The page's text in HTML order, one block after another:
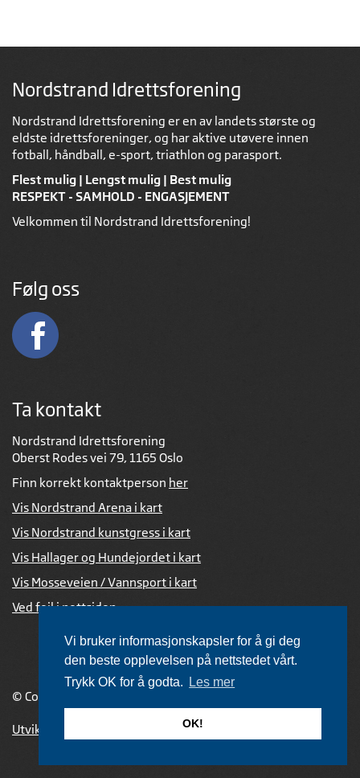
Vi bruker informasjonskapsler for å gi deg
den beste opplevelsen på nettstedet vårt.
Trykk OK for å godta.
Les mer
OK!
Nordstrand Idrettsforening
Nordstrand Idrettsforening er en av landets største og
eldste idrettsforeninger, og har aktive utøvere innen
fotball, håndball, e-sport, triathlon og parasport.
Flest mulig | Lengst mulig | Best mulig
RESPEKT - SAMHOLD - ENGASJEMENT
Velkommen til Nordstrand Idrettsforening!
Følg oss
Ta kontakt
Nordstrand Idrettsforening
Oberst Rodes vei 79, 1165 Oslo
Finn korrekt kontaktperson her
Vis Nordstrand Arena i kart
Vis Nordstrand kunstgress i kart
Vis Hallager og Hundejordet i kart
Vis Mosseveien / Vannsport i kart
Ved feil i nettsiden
© Copyright 2026 |
Utviklet av Netlab publiseres med eRedaktør